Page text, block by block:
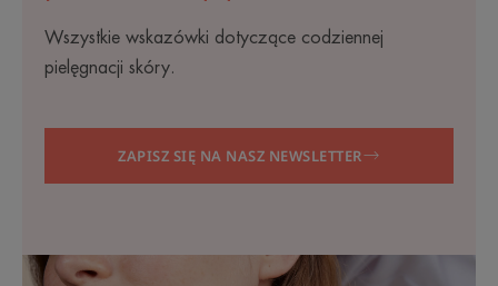
Wszystkie wskazówki dotyczące codziennej
pielęgnacji skóry.
ZAPISZ SIĘ NA NASZ NEWSLETTER